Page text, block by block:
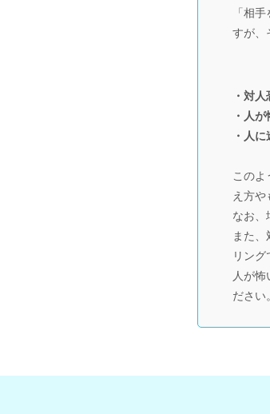
「相
すが、
・対
・人
・人
この
え方や
なお、
また
リン
人が
ださい。